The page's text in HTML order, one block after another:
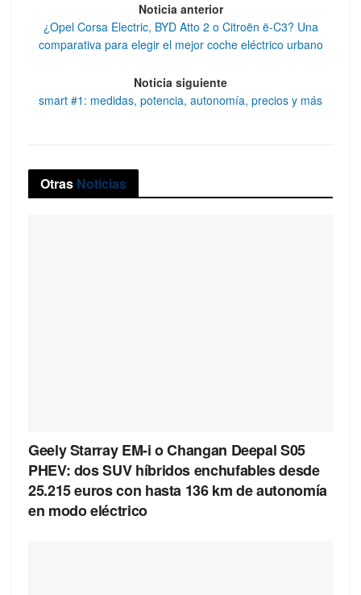
Noticia anterior
¿Opel Corsa Electric, BYD Atto 2 o Citroën ë-C3? Una
comparativa para elegir el mejor coche eléctrico urbano
Noticia siguiente
smart #1: medidas, potencia, autonomía, precios y más
Otras Noticias
Geely Starray EM-i o Changan Deepal S05
PHEV: dos SUV híbridos enchufables desde
25.215 euros con hasta 136 km de autonomía
en modo eléctrico